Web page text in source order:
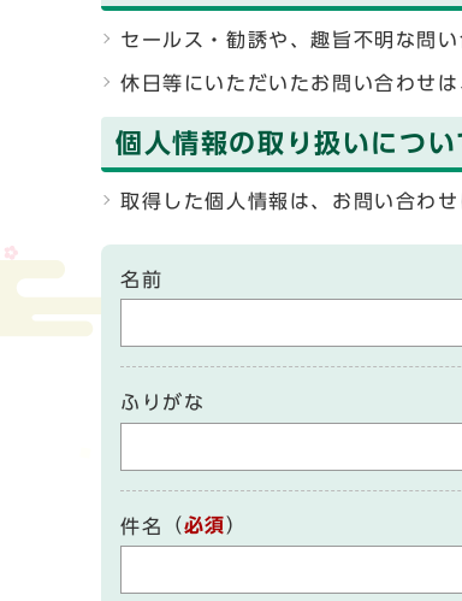
セールス・勧誘や、趣旨不明な問
休日等にいただいたお問い合わせ
個人情報の取り扱いについ
取得した個人情報は、お問い合わ
名前
ふりがな
件名 （必須）